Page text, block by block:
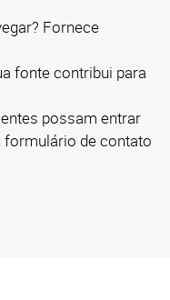
Fornece
fonte contribui para
possam entrar
de contato